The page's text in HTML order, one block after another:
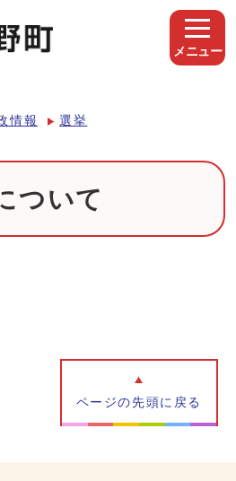
メニュー
情報 選挙
ついて
ページの先頭に戻る